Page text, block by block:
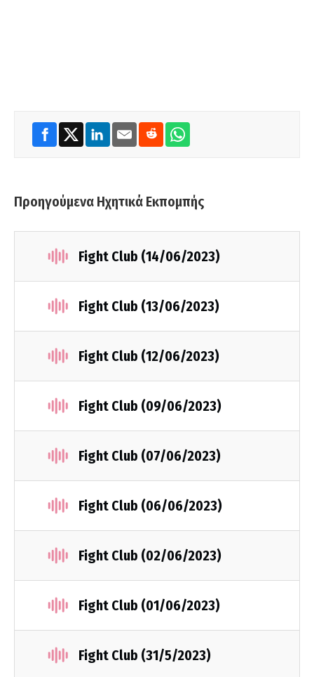
Προηγούμενα Ηχητικά Εκπομπής
Fight Club (14/06/2023)
Fight Club (13/06/2023)
Fight Club (12/06/2023)
Fight Club (09/06/2023)
Fight Club (07/06/2023)
Fight Club (06/06/2023)
Fight Club (02/06/2023)
Fight Club (01/06/2023)
Fight Club (31/5/2023)